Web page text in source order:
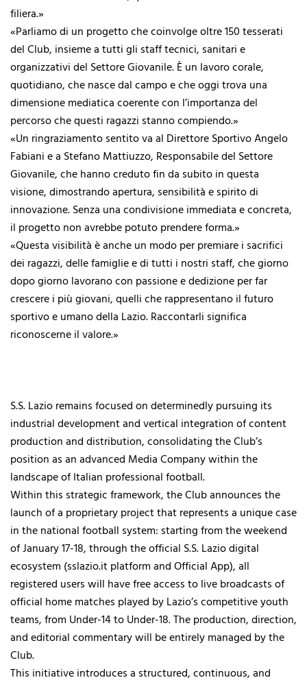
filiera.»
«Parliamo di un progetto che coinvolge oltre 150 tesserati
del Club, insieme a tutti gli staff tecnici, sanitari e
organizzativi del Settore Giovanile. È un lavoro corale,
quotidiano, che nasce dal campo e che oggi trova una
dimensione mediatica coerente con l’importanza del
percorso che questi ragazzi stanno compiendo.»
«Un ringraziamento sentito va al Direttore Sportivo Angelo
Fabiani e a Stefano Mattiuzzo, Responsabile del Settore
Giovanile, che hanno creduto fin da subito in questa
visione, dimostrando apertura, sensibilità e spirito di
innovazione. Senza una condivisione immediata e concreta,
il progetto non avrebbe potuto prendere forma.»
«Questa visibilità è anche un modo per premiare i sacrifici
dei ragazzi, delle famiglie e di tutti i nostri staff, che giorno
dopo giorno lavorano con passione e dedizione per far
crescere i più giovani, quelli che rappresentano il futuro
sportivo e umano della Lazio. Raccontarli significa
riconoscerne il valore.»
S.S. Lazio remains focused on determinedly pursuing its
industrial development and vertical integration of content
production and distribution, consolidating the Club’s
position as an advanced Media Company within the
landscape of Italian professional football.
Within this strategic framework, the Club announces the
launch of a proprietary project that represents a unique case
in the national football system: starting from the weekend
of January 17-18, through the official S.S. Lazio digital
ecosystem (sslazio.it platform and Official App), all
registered users will have free access to live broadcasts of
official home matches played by Lazio’s competitive youth
teams, from Under-14 to Under-18. The production, direction,
and editorial commentary will be entirely managed by the
Club.
This initiative introduces a structured, continuous, and